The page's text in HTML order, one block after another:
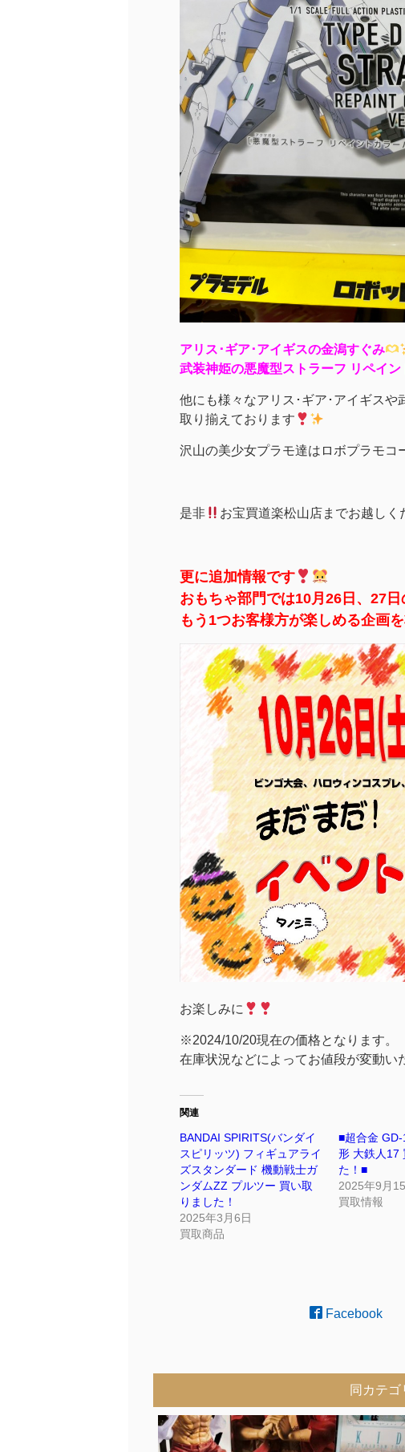
アリス･ギア･アイギスの金潟すぐみ
武装神姫の悪魔型ストラーフ リペイ
他にも様々なアリス･ギア･アイギス
取り揃えております
沢山の美少女プラモ達はロボプラモコ
是非 お宝買道楽松山店までお越しく
更に追加情報です
おもちゃ部門では10月26日、27
もう1つお客様方が楽しめる企画
お楽しみに
※2024/10/20現在の価格となります。
在庫状況などによってお値段が変動い
関連
BANDAI SPIRITS(バンダイ
スピリッツ) フィギュアライ
ズスタンダード 機動戦士ガ
ンダムZZ プルツー 買い取
りました！
2025年3月6日
買取商品
■超合金
形 大鉄人17
た！■
2025年9月
買取情報
Facebook
同カテ